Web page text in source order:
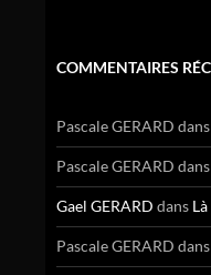
COMMENTAIRES
Pascale GERARD dans
Pascale GERARD dans
Gael GERARD dans Là
Pascale GERARD dans